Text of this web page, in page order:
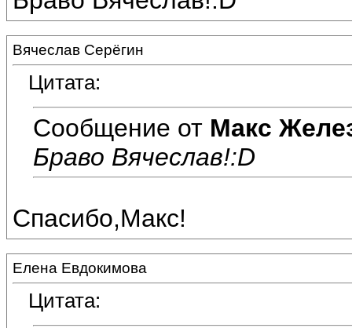
Вячеслав Серёгин
Цитата:
Сообщение от Макс
Браво Вячеслав!:D
Спасибо,Макс!
Елена Евдокимова
Цитата: